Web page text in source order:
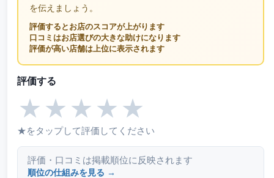
を伝えましょう。
評価するとお店のスコアが上がります
口コミはお店選びの大きな助けになります
評価が高い店舗は上位に表示されます
評価する
★ ★ ★ ★ ★
★をタップして評価してください
評価・口コミは掲載順位に反映されます
順位の仕組みを見る →